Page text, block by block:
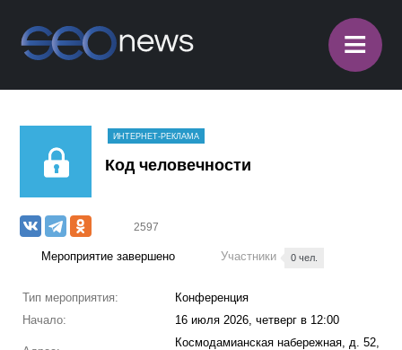
≡
ИНТЕРНЕТ-РЕКЛАМА
Код человечности
2597
Мероприятие завершено Участники 0 чел.
Тип мероприятия:
Конференция
Начало:
16 июля 2026, четверг в 12:00
Космодамианская набережная, д. 52,